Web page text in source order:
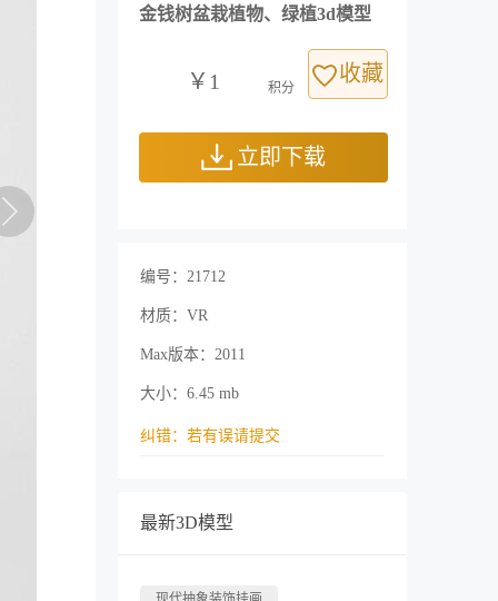
金钱树盆栽植物、绿植3d模型
￥1 积分
收藏
立即下载
编号：21712
材质：VR
Max版本：2011
大小：6.45 mb
纠错：若有误请提交
最新3D模型